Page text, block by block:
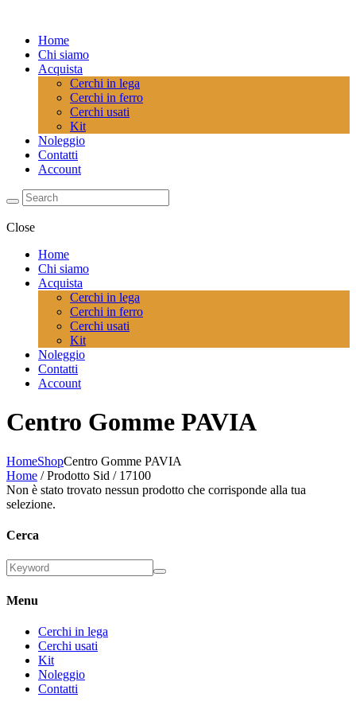
Home
Chi siamo
Acquista
Cerchi in lega
Cerchi in ferro
Cerchi usati
Kit
Noleggio
Contatti
Account
Close
Home
Chi siamo
Acquista
Cerchi in lega
Cerchi in ferro
Cerchi usati
Kit
Noleggio
Contatti
Account
Centro Gomme PAVIA
HomeShopCentro Gomme PAVIA
Home / Prodotto Sid / 17100
Non è stato trovato nessun prodotto che corrisponde alla tua
selezione.
Cerca
Menu
Cerchi in lega
Cerchi usati
Kit
Noleggio
Contatti